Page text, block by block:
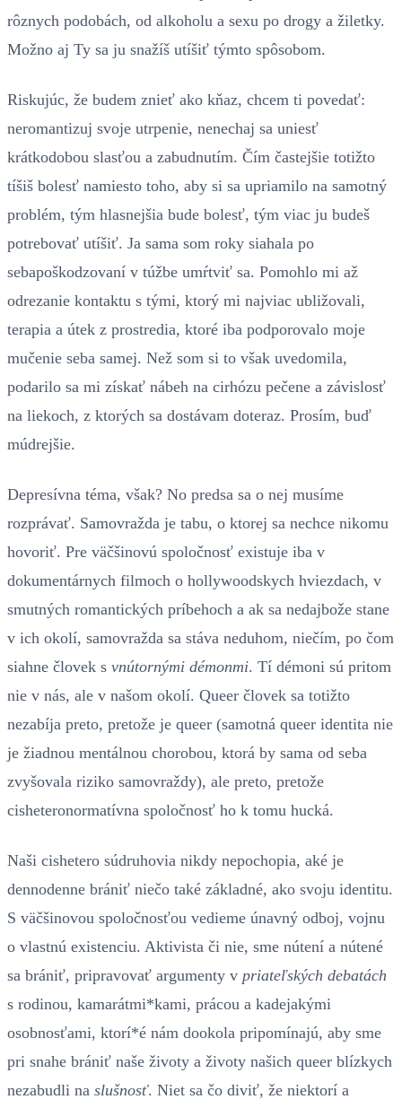
rôznych podobách, od alkoholu a sexu po drogy a žiletky.
Možno aj Ty sa ju snažíš utíšiť týmto spôsobom.
Riskujúc, že budem znieť ako kňaz, chcem ti povedať:
neromantizuj svoje utrpenie, nenechaj sa uniesť
krátkodobou slasťou a zabudnutím. Čím častejšie totižto
tíšiš bolesť namiesto toho, aby si sa upriamilo na samotný
problém, tým hlasnejšia bude bolesť, tým viac ju budeš
potrebovať utíšiť. Ja sama som roky siahala po
sebapoškodzovaní v túžbe umŕtviť sa. Pomohlo mi až
odrezanie kontaktu s tými, ktorý mi najviac ubližovali,
terapia a útek z prostredia, ktoré iba podporovalo moje
mučenie seba samej. Než som si to však uvedomila,
podarilo sa mi získať nábeh na cirhózu pečene a závislosť
na liekoch, z ktorých sa dostávam doteraz. Prosím, buď
múdrejšie.
Depresívna téma, však? No predsa sa o nej musíme
rozprávať. Samovražda je tabu, o ktorej sa nechce nikomu
hovoriť. Pre väčšinovú spoločnosť existuje iba v
dokumentárnych filmoch o hollywoodskych hviezdach, v
smutných romantických príbehoch a ak sa nedajbože stane
v ich okolí, samovražda sa stáva neduhom, niečím, po čom
siahne človek s vnútornými démonmi. Tí démoni sú pritom
nie v nás, ale v našom okolí. Queer človek sa totižto
nezabíja preto, pretože je queer (samotná queer identita nie
je žiadnou mentálnou chorobou, ktorá by sama od seba
zvyšovala riziko samovraždy), ale preto, pretože
cisheteronormatívna spoločnosť ho k tomu hucká.
Naši cishetero súdruhovia nikdy nepochopia, aké je
dennodenne brániť niečo také základné, ako svoju identitu.
S väčšinovou spoločnosťou vedieme únavný odboj, vojnu
o vlastnú existenciu. Aktivista či nie, sme nútení a nútené
sa brániť, pripravovať argumenty v priateľských debatách
s rodinou, kamarátmi*kami, prácou a kadejakými
osobnosťami, ktorí*é nám dookola pripomínajú, aby sme
pri snahe brániť naše životy a životy našich queer blízkych
nezabudli na slušnosť. Niet sa čo diviť, že niektorí a